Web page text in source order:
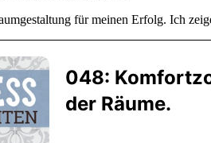
für meinen Erfolg. Ich